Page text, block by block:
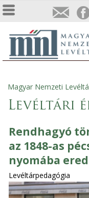
Jelenlegi
hely
Magyar Nemzeti
Levéltári
Rendhagyó
az 1848-as
nyomába
Levéltárpedagógia